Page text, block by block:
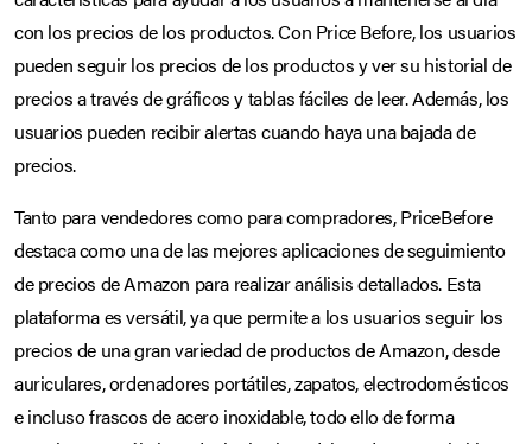
con los precios de los productos. Con Price Before, los usuarios
pueden seguir los precios de los productos y ver su historial de
precios a través de gráficos y tablas fáciles de leer. Además, los
usuarios pueden recibir alertas cuando haya una bajada de
precios.
Tanto para vendedores como para compradores, PriceBefore
destaca como una de las mejores aplicaciones de seguimiento
de precios de Amazon para realizar análisis detallados. Esta
plataforma es versátil, ya que permite a los usuarios seguir los
precios de una gran variedad de productos de Amazon, desde
auriculares, ordenadores portátiles, zapatos, electrodomésticos
e incluso frascos de acero inoxidable, todo ello de forma